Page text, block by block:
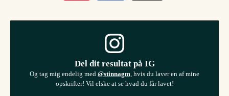
Del dit resultat på IG
Og tag mig endelig med @stinnagm , hvis du laver en af mine
opskrifter! Vil elske at se hvad du får lavet!